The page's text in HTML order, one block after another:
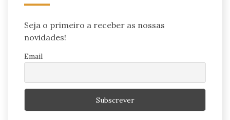
Seja o primeiro a receber as nossas
novidades!
Email